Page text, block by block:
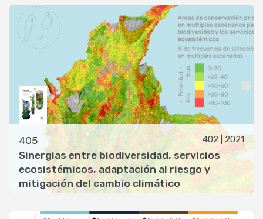
405 402 | 2021
Sinergias entre biodiversidad, servicios
ecosistémicos, adaptación al riesgo y
mitigación del cambio climático